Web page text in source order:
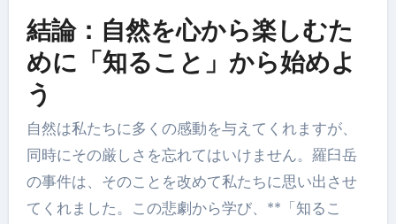
結論：自然を心から楽しむた
めに「知ること」から始めよ
う
自然は私たちに多くの感動を与えてくれますが、
同時にその厳しさを忘れてはいけません。羅臼岳
の事件は、そのことを改めて私たちに思い出させ
てくれました。この悲劇から学び、**「知るこ